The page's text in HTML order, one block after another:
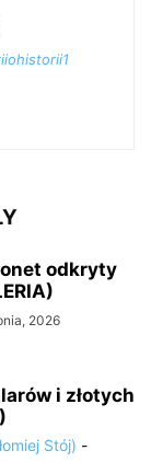
odkryty
2026
i złotych
Stój) -